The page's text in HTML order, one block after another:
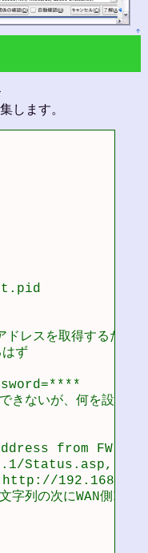
↑
ます。
#
#
#
レスを取得するため
ず
ないが、何を設定し
from FW
Status.asp, fw-
(http://
字列の次にWAN側IPア